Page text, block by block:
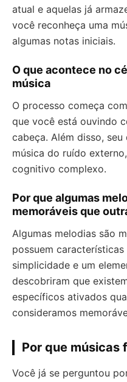
atual e aquelas já
você reconheça uma
algumas notas iniciais.
O que acontece no
música
O processo começa
que você está ouvindo
cabeça. Além disso,
música do ruído
cognitivo complexo.
Por que algumas
memoráveis que
Algumas melodias são
possuem
simplicidade e um
descobriram que
específicos ativados
consideramos
Por que músicas
Você já se perguntou